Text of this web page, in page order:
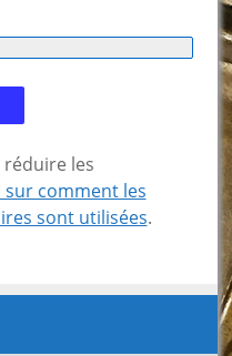
les
sur comment les
sont utilisées.